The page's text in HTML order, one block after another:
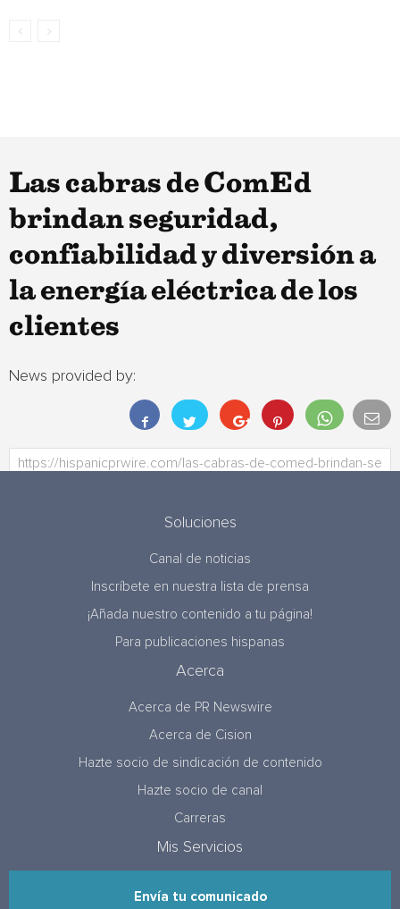
Las cabras de ComEd
brindan seguridad,
confiabilidad y diversión a
la energía eléctrica de los
clientes
News provided by:
Soluciones
Canal de noticias
Inscríbete en nuestra lista de prensa
¡Añada nuestro contenido a tu página!
Para publicaciones hispanas
Acerca
Acerca de PR Newswire
Acerca de Cision
Hazte socio de sindicación de contenido
Hazte socio de canal
Carreras
Mis Servicios
Envía tu comunicado